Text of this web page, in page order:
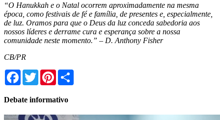
“O Hanukkah e o Natal ocorrem aproximadamente na mesma
época, como festivais de fé e família, de presentes e, especialmente,
de luz. Oramos para que o Deus da luz conceda sabedoria aos
nossos líderes e derrame cura e esperança sobre a nossa
comunidade neste momento.” – D. Anthony Fisher
CB/PR
Facebook
TwitterPinterest
Debate informativo